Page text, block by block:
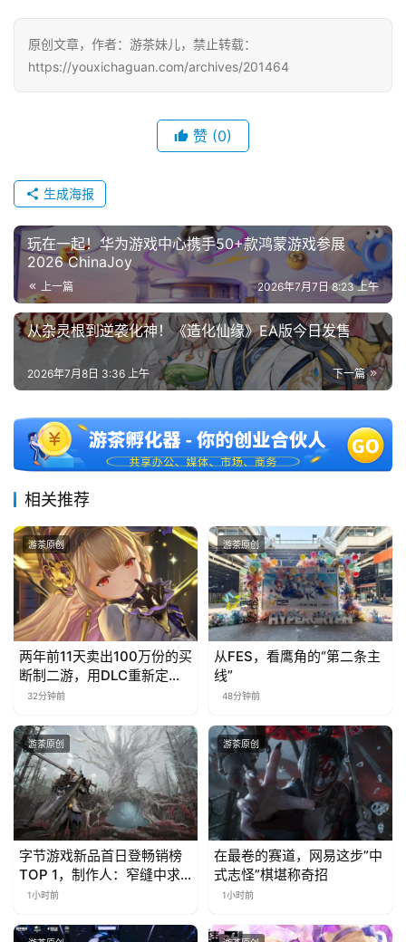
原创文章，作者：游茶妹儿，禁止转载：
https://youxichaguan.com/archives/201464
赞 (0)
生成海报
玩在一起！华为游戏中心携手50+款鸿蒙游戏参展
2026 ChinaJoy
上一篇 2026年7月7日 8:23 上午
从杂灵根到逆袭化神！《造化仙缘》EA版今日发售
下一篇
2026年7月8日 3:36 上午
相关推荐
游茶原创
两年前11天卖出100万份的买
断制二游，用DLC重新定义
行业标杆
32分钟前
游茶原创
从FES，看鹰角的“第二条主
线”
48分钟前
游茶原创
字节游戏新品首日登畅销榜
TOP 1，制作人：窄缝中求
生，要想能不能做到最好
1小时前
游茶原创
在最卷的赛道，网易这步”中
式志怪”棋堪称奇招
1小时前